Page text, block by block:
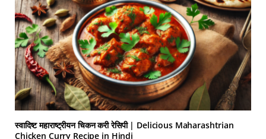
स्वादिष्ट महाराष्ट्रीयन चिकन करी रेसिपी | Delicious Maharashtrian
Chicken Curry Recipe in Hindi